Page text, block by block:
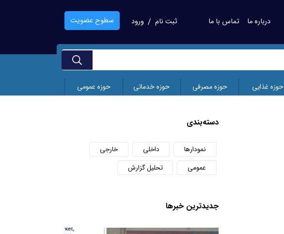
درباره ما تماس با ما ثبت نام / ورود سطوح عضویت
حوزه غذایی حوزه مصرفی حوزه خدماتی حوزه عمومی
دسته‌بندی
نمودارها داخلی
خارجی
عمومی
تحلیل گزارش
جدید‌ترین خبر‌ها